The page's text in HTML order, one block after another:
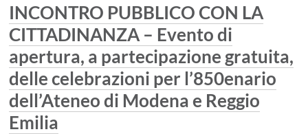
INCONTRO PUBBLICO CON LA
CITTADINANZA – Evento di
apertura, a partecipazione gratuita,
delle celebrazioni per l’850enario
dell’Ateneo di Modena e Reggio
Emilia